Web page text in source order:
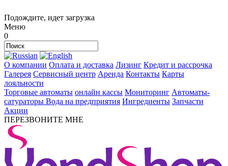
Подождите, идет загрузка
Меню
0
О компании Оплата и доставка Лизинг Кредит и рассрочка
Галерея Сервисный центр Аренда Контакты Карты
лояльности
Торговые автоматы онлайн кассы Мониторинг Автоматы-
сатураторы Вода на предприятия Ингредиенты Запчасти
Акции
ПЕРЕЗВОНИТЕ МНЕ